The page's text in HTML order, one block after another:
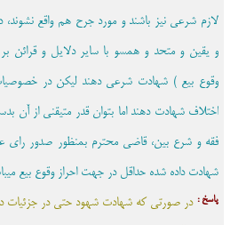
لازم شرعی نیز باشند و مورد جرح هم واقع نشوند،
و یقین و متحد و همسو با سایر دلایل و قرائن
وقوع بیع ) شهادت شرعی دهند لیکن در
اختلاف شهادت دهند اما بتوان قدر متیقنی از آن
فقه و شرع بین، قاضی محترم بمنظور صدور رای
شهادت داده شده حداقل در جهت احراز وقوع بیع
پاسخ : در صورتی که شهادت شهود حتی در جزئیات